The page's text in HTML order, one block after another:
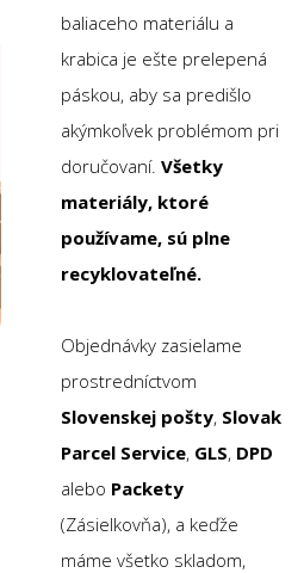
baliaceho materiálu a
krabica je ešte prelepená
páskou, aby sa predišlo
akýmkoľvek problémom pri
doručovaní. Všetky
materiály, ktoré
používame, sú plne
recyklovateľné.
Objednávky zasielame
prostredníctvom
Slovenskej pošty, Slovak
Parcel Service, GLS, DPD
alebo Packety
(Zásielkovňa), a keďže
máme všetko skladom,